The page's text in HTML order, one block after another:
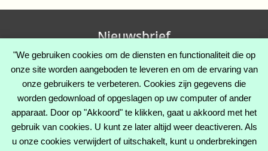
Nieuwsbrief
Instagram
CATEGORIEËN 
"We gebruiken cookies om de diensten en functionaliteit die op
onze site worden aangeboden te leveren en om de ervaring van
onze gebruikers te verbeteren. Cookies zijn gegevens die
worden gedownload of opgeslagen op uw computer of ander
apparaat. Door op "Akkoord" te klikken, gaat u akkoord met het
gebruik van cookies. U kunt ze later altijd weer deactiveren. Als
u onze cookies verwijdert of uitschakelt, kunt u onderbrekingen